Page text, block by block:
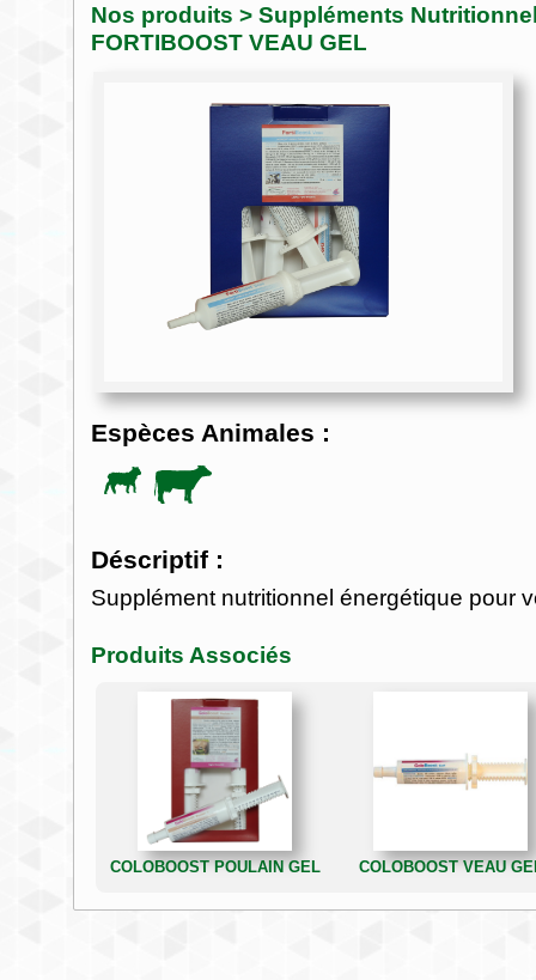
Nos produits > Suppléments
FORTIBOOST VEAU GEL
Espèces Animales :
Déscriptif :
Supplément nutritionnel énergétique pour
Produits Associés
COLOBOOST POULAIN GEL COLOBOOST VEAU